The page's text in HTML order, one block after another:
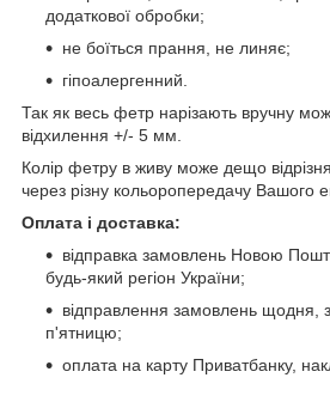
додаткової обробки;
не боїться прання, не линяє;
гіпоалергенний.
Так як весь фетр нарізають вручну
відхилення +/- 5 мм.
Колір фетру в живу може дещо
через різну кольоропередачу Вашого
Оплата і доставка:
відправка замовлень Новою
будь-який регіон України;
відправлення замовлень щодня,
п'ятницю;
оплата на карту Приватбанку,